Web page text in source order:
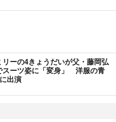
ーの4きょうだいが父・藤岡弘
スーツ姿に「変身」 洋服の青
出演